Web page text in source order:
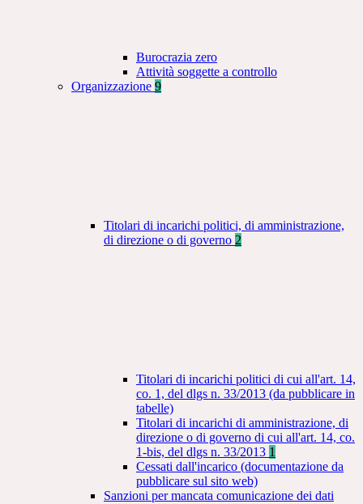
Burocrazia zero
Attività soggette a controllo
Organizzazione 9
Titolari di incarichi politici, di amministrazione,
di direzione o di governo 2
Titolari di incarichi politici di cui all'art. 14,
co. 1, del dlgs n. 33/2013 (da pubblicare in
tabelle)
Titolari di incarichi di amministrazione, di
direzione o di governo di cui all'art. 14, co.
1-bis, del dlgs n. 33/2013 1
Cessati dall'incarico (documentazione da
pubblicare sul sito web)
Sanzioni per mancata comunicazione dei dati